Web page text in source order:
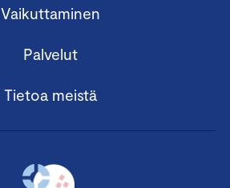
Vaikuttaminen
Palvelut
Tietoa meistä